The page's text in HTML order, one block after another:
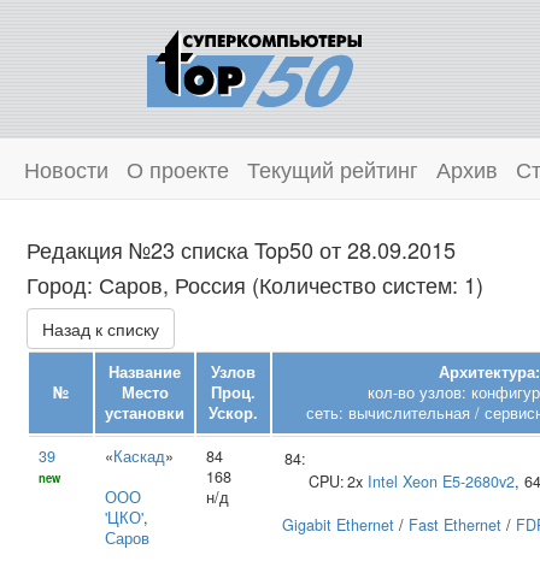
Новости О проекте Текущий рейтинг Архив
Редакция №23 списка Top50 от 28.09.2015
Город: Саров, Россия (Количество систем: 1)
Назад к списку
№
Название
Место
установки
Узлов
Проц.
Ускор.
Архитектура:
кол-во узлов:
сеть: вычислительная /
39
new
«Каскад»
ООО
'ЦКО',
Саров
84
168
н/д
84:
CPU:2x Intel Xeon E5-2680v2,
Gigabit Ethernet / Fast Ethernet /